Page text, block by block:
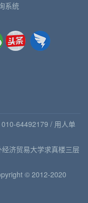
系统
64492179 / 用人单
济贸易大学求真楼三层
© 2012-2020